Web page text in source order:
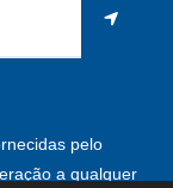
pelo
a qualquer